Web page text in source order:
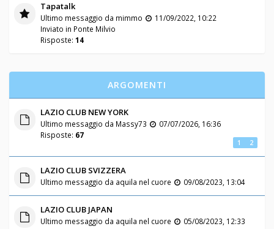
Tapatalk
Ultimo messaggio da mimmo
11/09/2022, 10:22
Inviato in Ponte Milvio
Risposte: 14
ARGOMENTI
LAZIO CLUB NEW YORK
Ultimo messaggio da Massy73
07/07/2026, 16:36
Risposte: 67
1 2
LAZIO CLUB SVIZZERA
Ultimo messaggio da aquila nel cuore 09/08/2023, 13:04
LAZIO CLUB JAPAN
Ultimo messaggio da aquila nel cuore 05/08/2023, 12:33